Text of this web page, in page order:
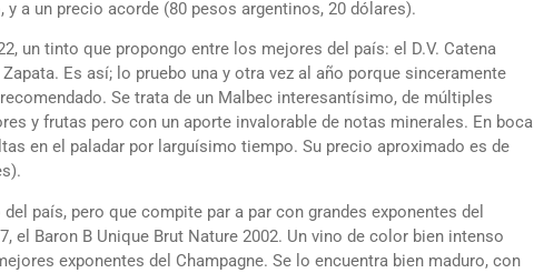
y a un precio acorde (80 pesos argentinos, 20 dólares).
un tinto que propongo entre los mejores del país: el D.V. Catena
Es así; lo pruebo una y otra vez al año porque sinceramente
Se trata de un Malbec interesantísimo, de múltiples
y frutas pero con un aporte invalorable de notas minerales. En boca
en el paladar por larguísimo tiempo. Su precio aproximado es de
país, pero que compite par a par con grandes exponentes del
el Baron B Unique Brut Nature 2002. Un vino de color bien intenso
exponentes del Champagne. Se lo encuentra bien maduro, con